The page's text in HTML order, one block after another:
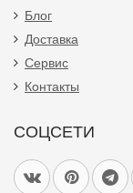
Блог
Доставка
Сервис
Контакты
СОЦСЕТИ